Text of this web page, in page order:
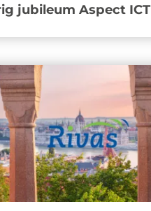
jubileum Aspect ICT